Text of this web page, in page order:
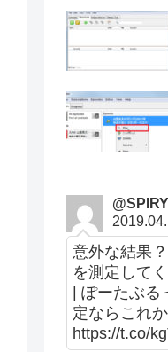
意外な結果
を測定して
| ぽーたぶる
定ならこれ
https://t.co/